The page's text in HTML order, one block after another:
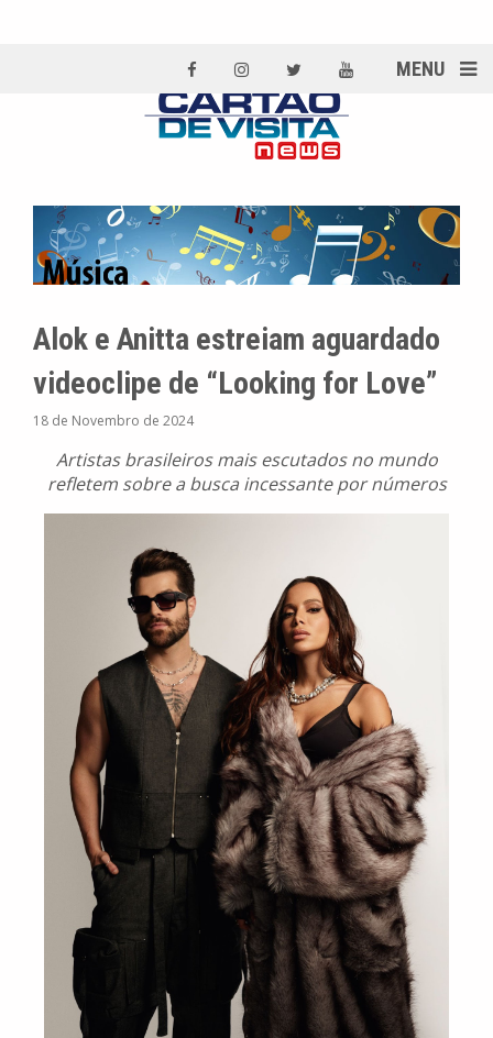
MENU
Alok e Anitta estreiam aguardado
videoclipe de “Looking for Love”
18 de Novembro de 2024
Artistas brasileiros mais escutados no mundo
refletem sobre a busca incessante por números